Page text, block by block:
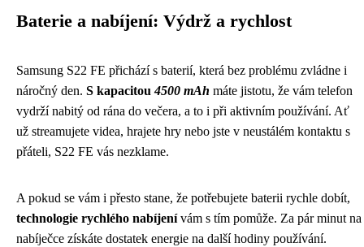
Baterie a nabíjení: Výdrž a rychlost
Samsung S22 FE přichází s baterií, která bez problému zvládne i
náročný den. S kapacitou4500 mAh máte jistotu, že vám telefon
vydrží nabitý od rána do večera, a to i při aktivním používání. Ať
už streamujete videa, hrajete hry nebo jste v neustálém kontaktu s
přáteli, S22 FE vás nezklame.
A pokud se vám i přesto stane, že potřebujete baterii rychle dobít,
technologie rychlého nabíjenívám s tím pomůže. Za pár minut na
nabíječce získáte dostatek energie na další hodiny používání.